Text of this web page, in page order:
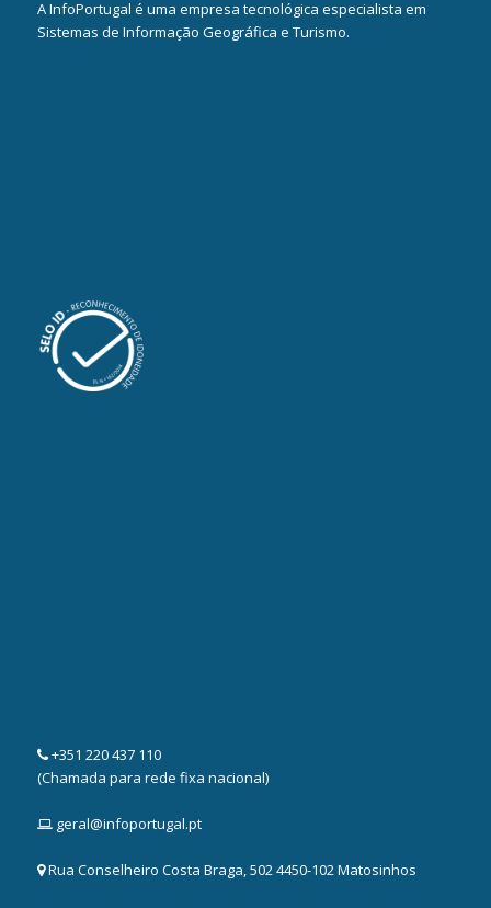
A InfoPortugal é uma empresa tecnológica especialista em
Sistemas de Informação Geográfica e Turismo.
+351 220 437 110
(Chamada para rede fixa nacional)
geral@infoportugal.pt
Rua Conselheiro Costa Braga, 502 4450-102 Matosinhos